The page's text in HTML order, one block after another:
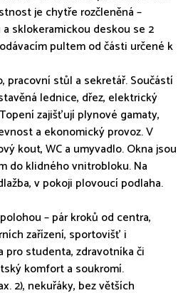
je chytře rozčleněná –
sklokeramickou deskou se 2
pultem od části určené k
pracovní stůl a sekretář. Součástí
lednice, dřez, elektrický
zajišťují plynové gamaty,
a ekonomický provoz. V
kout, WC a umyvadlo. Okna jsou
do klidného vnitrobloku. Na
v pokoji plovoucí podlaha.
– pár kroků od centra,
zařízení, sportovišť i
pro studenta, zdravotníka či
komfort a soukromí.
2), nekuřáky, bez větších